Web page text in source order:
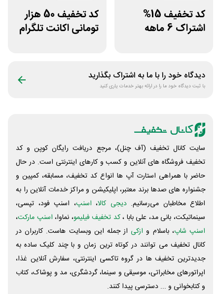
کد تخفیف 15%
اشتراک 6 ماهه
کد تخفیف 50 هزار
تومانی اکانت تلگرام
دیدگاه خود را با ما به اشتراک بگذارید
با ثبت دیدگاه خود ما را در ارائه بهتر خدمات یاری کنید
سایت کانال تخفیف (آف چنل)، مرجع دریافت رایگان کوپن و کد
تخفیف فروشگاه های آنلاین و کسب و‌ کارهای اینترنتی است. در حال
حاضر با همراهی استارت آپ ها انواع کد تخفیف، مسابقه، کمپین و
جشنواره های صدها برند معتبر، اپلیکیشن و مراکز خدمات آنلاین را به
اطلاع مخاطبان می‌رسانیم. دیجی کالا، اسنپ، اسنپ فود، تپسی،
سینماتیکت، بانی مد، علی‌ بابا ،کد تخفیف فیلیمو، نماوا، اسنپ مارکت،
اسنپ شاپ، باسلام و ازکی از جمله این وبسایت ‌هاست. کاربران در
کانال تخفیف می توانند در کوتاه ترین زمان و با چند کلیک ساده به
جدیدترین تخفیف ها در گروه تاکسی اینترنتی، سفارش آنلاین غذا،
اپراتورهای مخابراتی، موسیقی و سینما، گردشگری، مد و پوشاک، کتاب
و کتابخوانی و ... دسترسی پیدا کنند.